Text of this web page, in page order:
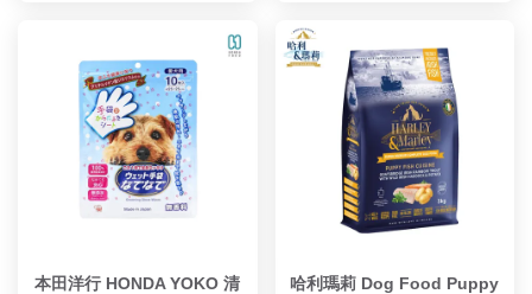
本田洋行 HONDA YOKO 清
哈利瑪莉 Dog Food Puppy